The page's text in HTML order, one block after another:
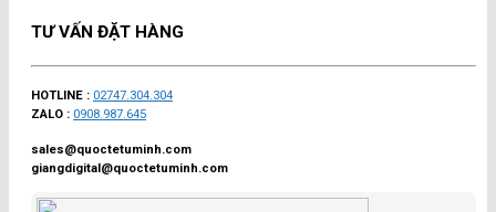
TƯ VẤN ĐẶT HÀNG
HOTLINE : 02747.304.304
ZALO : 0908.987.645
sales@quoctetuminh.com
giangdigital@quoctetuminh.com